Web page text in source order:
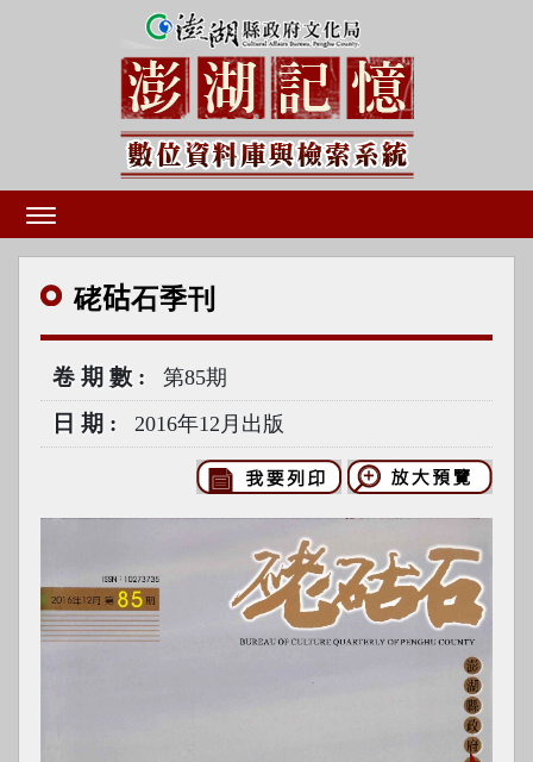
硓𥑮石季刊
卷期數 第85期
日期 2016年12月出版